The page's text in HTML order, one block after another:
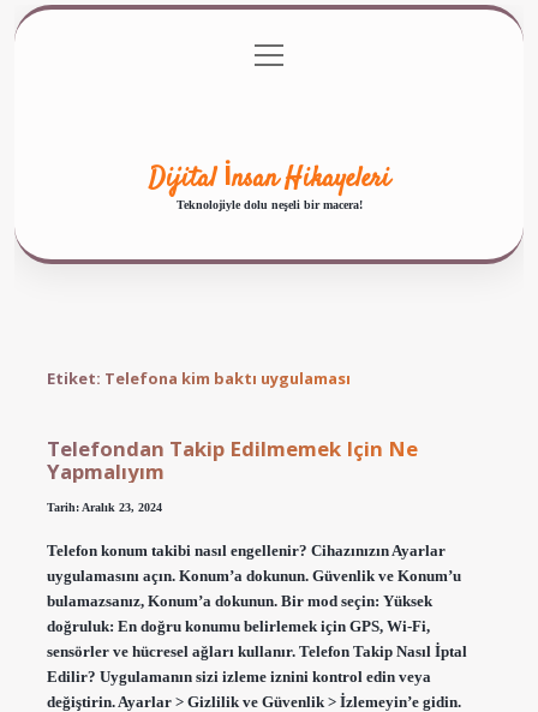
Gizlilik Politikası
menüyü
aç
Dijital İnsan Hikayeleri
Teknolojiyle dolu neşeli bir macera!
Etiket: Telefona kim baktı uygulaması
Telefondan Takip Edilmemek Için Ne
Yapmalıyım
Tarih: Aralık 23, 2024
Telefon konum takibi nasıl engellenir? Cihazınızın Ayarlar
uygulamasını açın. Konum’a dokunun. Güvenlik ve Konum’u
bulamazsanız, Konum’a dokunun. Bir mod seçin: Yüksek
doğruluk: En doğru konumu belirlemek için GPS, Wi-Fi,
sensörler ve hücresel ağları kullanır. Telefon Takip Nasıl İptal
Edilir? Uygulamanın sizi izleme iznini kontrol edin veya
değiştirin. Ayarlar > Gizlilik ve Güvenlik > İzlemeyin’e gidin.